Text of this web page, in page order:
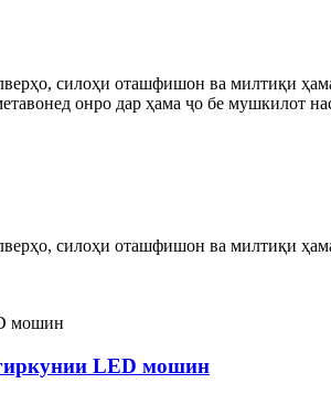
силоҳи оташфишон ва милтиқи
онро дар ҳама ҷо бе мушкилот
силоҳи оташфишон ва милтиқи
LED мошин